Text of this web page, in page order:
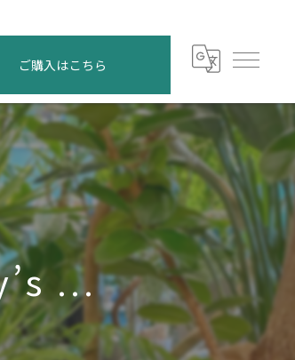
ご購入はこちら
...